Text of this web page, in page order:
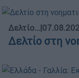
Δελτίο...|
Δελτίο στη